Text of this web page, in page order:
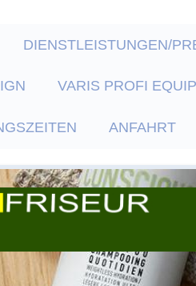
DIENSTLEISTUNGEN/
VARIS PROFI
ANFAHRT